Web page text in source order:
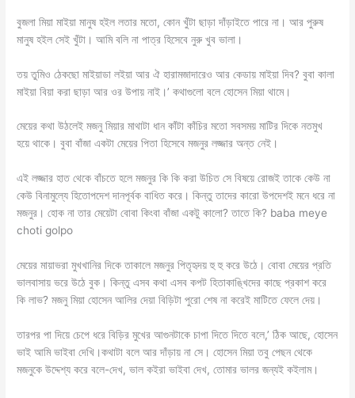
বুজলা মিয়া মাইয়া মানুষ হইল লতার মতো, কোন খুঁটা ছাড়া দাঁড়াইতে পারে না। আর পুরুষ
মানুষ হইল সেই খুঁটা। আমি বলি না পাত্র হিসেবে নুরু খুব ভালা।
তয় তুমিও ঠেকছো মাইয়াডা লইয়া আর ঐ হারামজাদারেও আর কেডায় মাইয়া দিব? বুবা কালা
মাইয়া বিয়া করা ছাড়া আর ওর উপায় নাই।’ কথাগুলো বলে হোসেন মিয়া থামে।
মেয়ের কথা উঠলেই মজনু মিয়ার মাথাটা ধান কাঁটা কাঁচির মতো সবসময় মাটির দিকে নতমুখ
হয়ে থাকে। বুবা বাঁজা একটা মেয়ের পিতা হিসেবে মজনুর লজ্জার অন্ত নেই।
এই লজ্জার হাত থেকে বাঁচতে হলে মজনুর কি কি করা উচিত সে বিষয়ে রোজই তাকে কেউ না
কেউ বিনামুল্যে হিতোপদেশ দানপূর্বক বাধিত করে। কিন্তু তাদের কারো উপদেশই মনে ধরে না
মজনুর। হোক না তার মেয়েটা বোবা কিংবা বাঁজা একটু কালো? তাতে কি? baba meye
choti golpo
মেয়ের মায়াভরা মুখখানির দিকে তাকালে মজনুর পিতৃহৃদয় হু হু করে উঠে। বোবা মেয়ের প্রতি
ভালবাসায় ভরে উঠে বুক। কিন্তু এসব কথা এসব কপট হিতাকাঙ্খিদের কাছে প্রকাশ করে
কি লাভ? মজনু মিয়া হোসেন আলির দেয়া বিড়িটা পুরো শেষ না করেই মাটিতে ফেলে দেয়।
তারপর পা দিয়ে চেপে ধরে বিড়ির মুখের আগুনটাকে চাপা দিতে দিতে বলে,’ ঠিক আছে, হোসেন
ভাই আমি ভাইবা দেখি।কথাটা বলে আর দাঁড়ায় না সে। হোসেন মিয়া তবু পেছন থেকে
মজনুকে উদ্দেশ্য করে বলে-দেখ, ভাল কইরা ভাইবা দেখ, তোমার ভালর জন্যই কইলাম।